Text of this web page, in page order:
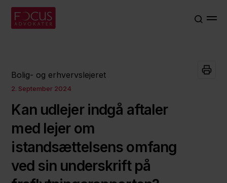
Bolig- og erhvervslejeret
2. September 2024
Kan udlejer indgå aftaler
med lejer om
istandsættelsens omfang
ved sin underskrift på